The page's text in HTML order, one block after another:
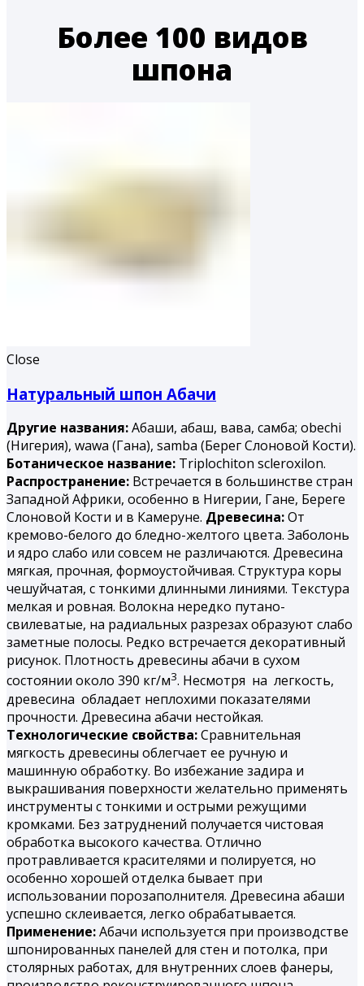
Более 100 видов
шпона
Close
Натуральный шпон Абачи
Другие названия:Абаши, абаш, вава, самба; obechi
(Нигерия), wawa (Гана), samba (Берег Слоновой Кости).
Ботаническое название: Triplochiton scleroxilon.
Распространение: Встречается в большинстве стран
Западной Африки, особенно в Нигерии, Гане, Береге
Слоновой Кости и в Камеруне. Древесина:От
кремово-белого до бледно-желтого цвета. Заболонь
и ядро слабо или совсем не различаются. Древесина
мягкая, прочная, формоустойчивая. Структура коры
чешуйчатая, с тонкими длинными линиями. Текстура
мелкая и ровная. Волокна нередко путано-
свилеватые, на радиальных разрезах образуют слабо
заметные полосы. Редко встречается декоративный
рисунок. Плотность древесины абачи в сухом
состоянии около 390 кг/м3. Несмотря на легкость,
древесина обладает неплохими показателями
прочности. Древесина абачи нестойкая.
Технологические свойства:Сравнительная
мягкость древесины облегчает ее ручную и
машинную обработку. Во избежание задира и
выкрашивания поверхности желательно применять
инструменты с тонкими и острыми режущими
кромками. Без затруднений получается чистовая
обработка высокого качества. Отлично
протравливается красителями и полируется, но
особенно хорошей отделка бывает при
использовании порозаполнителя. Древесина абаши
успешно склеивается, легко обрабатывается.
Применение:Абачи используется при производстве
шпонированных панелей для стен и потолка, при
столярных работах, для внутренних слоев фанеры,